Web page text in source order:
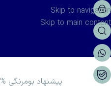
Skip to navigation
Skip to main content
پیشنهاد بومرنگی %